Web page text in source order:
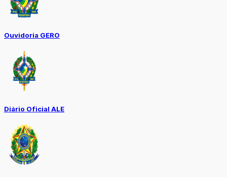
Ouvidoria GERO
Diário Oficial ALE